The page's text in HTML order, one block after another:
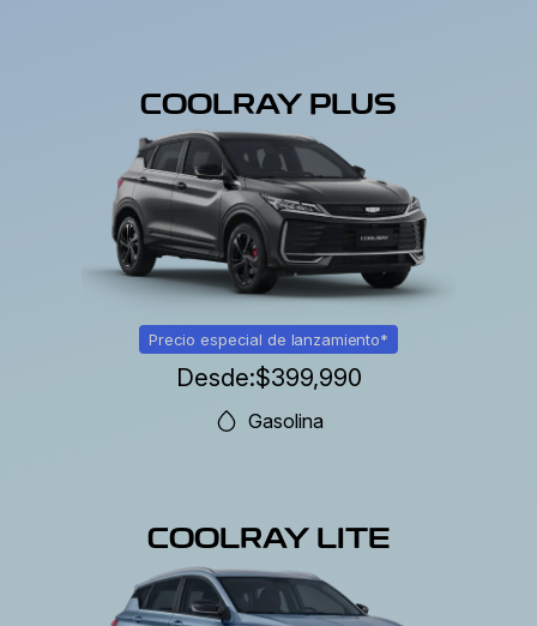
COOLRAY PLUS
Precio especial de lanzamiento*
Desde:$399,990
Gasolina
COOLRAY LITE